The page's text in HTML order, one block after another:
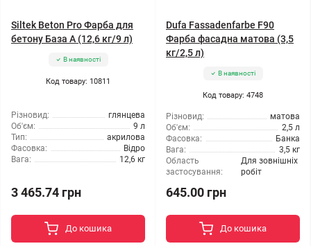
Siltek Beton Pro Фарба для
бетону База А (12,6 кг/9 л)
В наявності
Код товару: 10811
Різновид:
глянцева
Об'єм:
9 л
Тип:
акрилова
Фасовка:
Відро
Вага:
12,6 кг
3 465.74 грн
До кошика
Dufa Fassadenfarbe F90
Фарба фасадна матова (3,5
кг/2,5 л)
В наявності
Код товару: 4748
Різновид:
матова
Об'єм:
2,5 л
Фасовка:
Банка
Вага:
3,5 кг
Область
застосування:
Для зовнішніх
робіт
645.00 грн
До кошика